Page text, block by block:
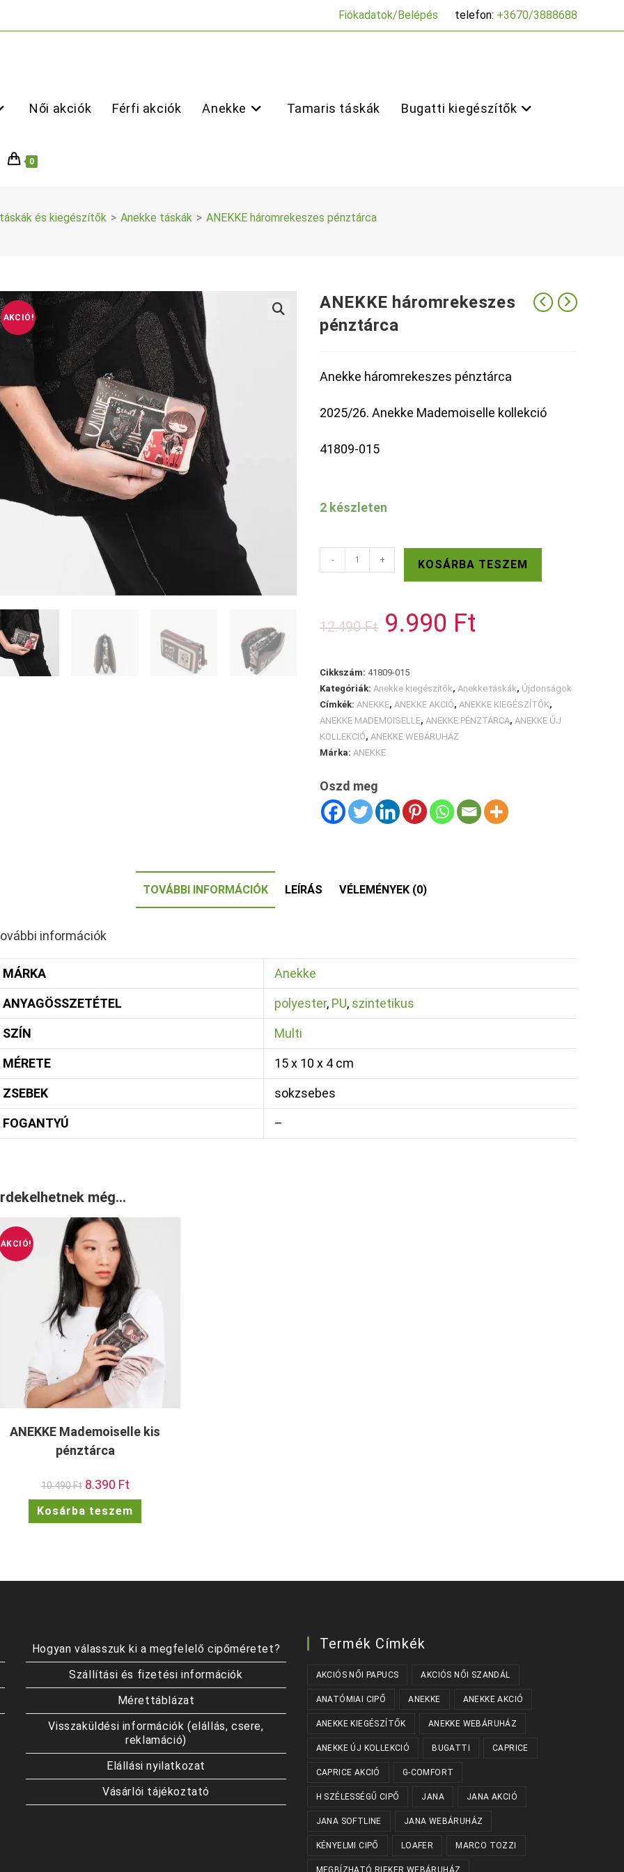
Fiókadatok/Belépés telefon: +3670/3888688
Női akciók Férfi akciók Anekke Tamaris táskák Bugatti kiegészítők
0
és kiegészítők > Anekke táskák > ANEKKE háromrekeszes pénztárca
AKCIÓ!
ANEKKE háromrekeszes
pénztárca
Anekke háromrekeszes pénztárca
2025/26. Anekke Mademoiselle kollekció
41809-015
2 készleten
háromrekeszes
- + KOSÁRBA TESZEM
12.490Ft
Original
price
was:
9.990 Ft
Cikkszám:41809-015
Kategóriák:Anekke kiegészítők,Anekke táskák, Újdonságok
Címkék:ANEKKE,ANEKKE AKCIÓ,ANEKKE KIEGÉSZÍTŐK,
ANEKKE MADEMOISELLE,ANEKKE PÉNZTÁRCA,ANEKKE ÚJ
KOLLEKCIÓ,ANEKKE WEBÁRUHÁZ
Márka:ANEKKE
Oszd meg
TOVÁBBI INFORMÁCIÓK LEÍRÁS VÉLEMÉNYEK (0)
információk
MÁRKA Anekke
ANYAGÖSSZETÉTEL polyester, PU, szintetikus
SZÍN Multi
MÉRETE 15 x 10 x 4 cm
ZSEBEK sokzsebes
FOGANTYÚ –
még…
AKCIÓ!
ANEKKE Mademoiselle kis
pénztárca
10.490Ft Original
price
was:
10.490 Ft.
8.390 FtCurrent
price
is:
8.390 Ft.
Kosárba teszem
Hogyan válasszuk ki a megfelelő cipőméretet?
Szállítási és fizetési információk
Mérettáblázat
Visszaküldési információk (elállás, csere,
reklamáció)
Elállási nyilatkozat
Vásárlói tájékoztató
Termék Címkék
AKCIÓS NŐI PAPUCS AKCIÓS NŐI SZANDÁL
ANATÓMIAI CIPŐ ANEKKE ANEKKE AKCIÓ
ANEKKE KIEGÉSZÍTŐK ANEKKE WEBÁRUHÁZ
ANEKKE ÚJ KOLLEKCIÓ BUGATTI CAPRICE
CAPRICE AKCIÓ G-COMFORT
H SZÉLESSÉGŰ CIPŐ JANA JANA AKCIÓ
JANA SOFTLINE JANA WEBÁRUHÁZ
KÉNYELMI CIPŐ LOAFER MARCO TOZZI
MEGBÍZHATÓ RIEKER WEBÁRUHÁZ